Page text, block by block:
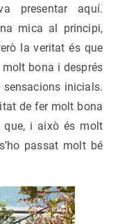
presentar aquí.
mica al principi,
la veritat és que
bona i després
inicials.
de fer molt bona
que, i això és molt
passat molt bé